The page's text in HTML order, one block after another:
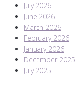
July 2026
June 2026
March 2026
February 2026
January 2026
December 2025
July 2025